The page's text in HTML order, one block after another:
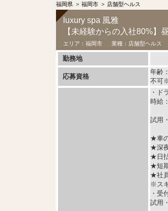
福岡県 > 福岡市 > 店舗型ヘルス
luxury spa 風雅
エリア： 福岡市 業種： 店舗型ヘルス
勤務地
応募資格
年齢
不可
・ド
時給
試用
★車
★深
★日
★短
★社
※ス
・受
試用